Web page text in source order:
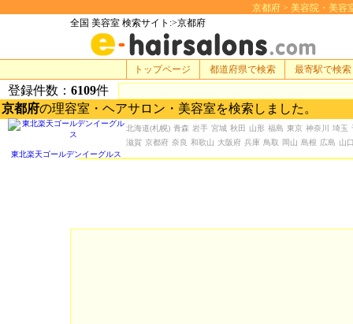
京都府 > 美容院・美容
全国 美容室 検索サイト:>京都府
登録件数： 6109件
京都府の理容室・ヘアサロン・美容室を検索しました。
北海道(札幌) 青森 岩手 宮城 秋田 山形 福島 東京 神奈川 埼玉
滋賀 京都府 奈良 和歌山 大阪府 兵庫 鳥取 岡山 島根 広島 山
トップページ 都道府県で検索 最寄駅で検索
東北楽天ゴールデンイーグルス